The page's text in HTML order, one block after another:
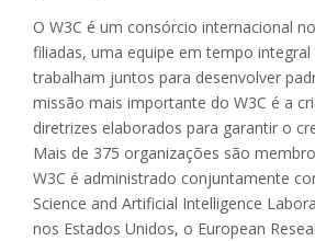
O W3C é um consórcio internacional
filiadas, uma equipe em tempo integral
trabalham juntos para desenvolver
missão mais importante do W3C é a
diretrizes elaborados para garantir o
Mais de 375 organizações são
W3C é administrado conjuntamente
Science and Artificial Intelligence
nos Estados Unidos, o European